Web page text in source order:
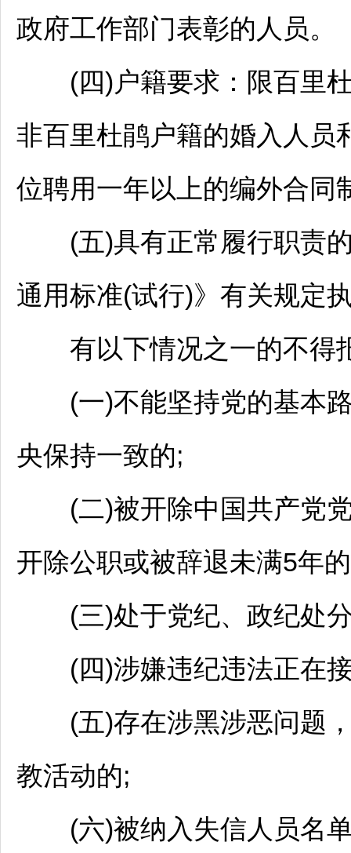
政府工作部门表彰的人员。
(四)户籍要求：限百里
非百里杜鹃户籍的婚入人员
位聘用一年以上的编外合同
(五)具有正常履行职责的
通用标准(试行)》有关规定
有以下情况之一的不得
(一)不能坚持党的基本路
央保持一致的;
(二)被开除中国共产党党
开除公职或被辞退未满5年
(三)处于党纪、政纪处分
(四)涉嫌违纪违法正在接
(五)存在涉黑涉恶问题，
教活动的;
(六)被纳入失信人员名单